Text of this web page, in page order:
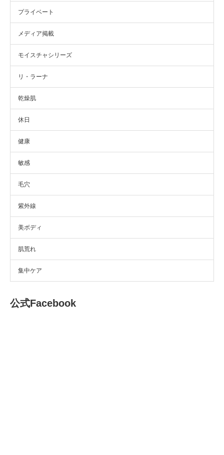
プライベート
メディア掲載
モイスチャシリーズ
リ・ラーナ
乾燥肌
休日
健康
敏感
毛穴
紫外線
美ボディ
肌荒れ
集中ケア
公式Facebook